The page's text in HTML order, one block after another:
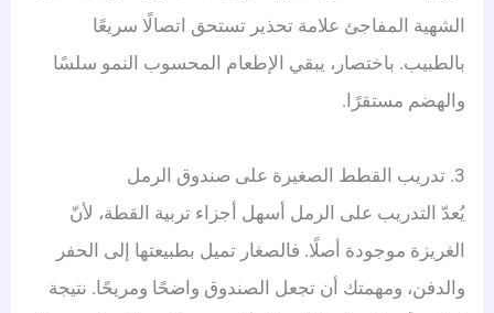
الشهية المفاجئ علامة تحذير تستحق اتصالًا سريعًا
بالطبيب. باختصار، يبقي الإطعام المحسوب النمو سلسًا
والهضم مستقرًا.
يُعدّ التدريب على الرمل أسهل أجزاء تربية القطة، لأنّ
الغريزة موجودة أصلًا. فالصغار تميل بطبيعتها إلى الحفر
والدفن، ومهمتك أن تجعل الصندوق واضحًا ومريحًا. نتيجة